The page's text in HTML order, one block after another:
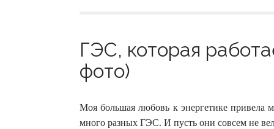
ГЭС, которая
фото)
Моя большая любовь к энергетике привела
много разных ГЭС. И пусть они совсем не